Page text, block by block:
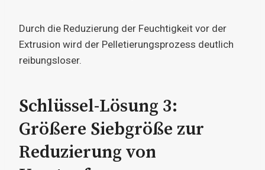
Durch die Reduzierung der Feuchtigkeit vor der
Extrusion wird der Pelletierungsprozess deutlich
reibungsloser.
Schlüssel-Lösung 3:
Größere Siebgröße zur
Reduzierung von